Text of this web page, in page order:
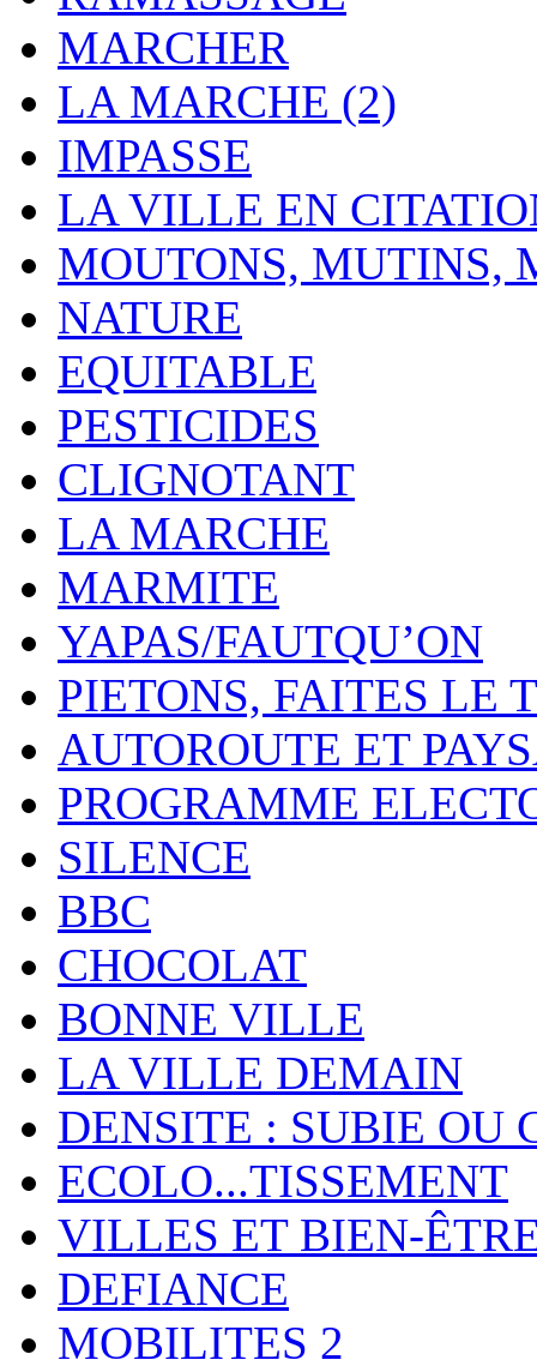
MARCHER
LA MARCHE (2)
IMPASSE
LA VILLE EN
MOUTONS, MUTINS,
NATURE
EQUITABLE
PESTICIDES
CLIGNOTANT
LA MARCHE
MARMITE
YAPAS/FAUTQU’ON
PIETONS, FAITES LE
AUTOROUTE ET
PROGRAMME
SILENCE
BBC
CHOCOLAT
BONNE VILLE
LA VILLE DEMAIN
DENSITE : SUBIE OU
ECOLO...TISSEMENT
VILLES ET BIEN-
DEFIANCE
MOBILITES 2